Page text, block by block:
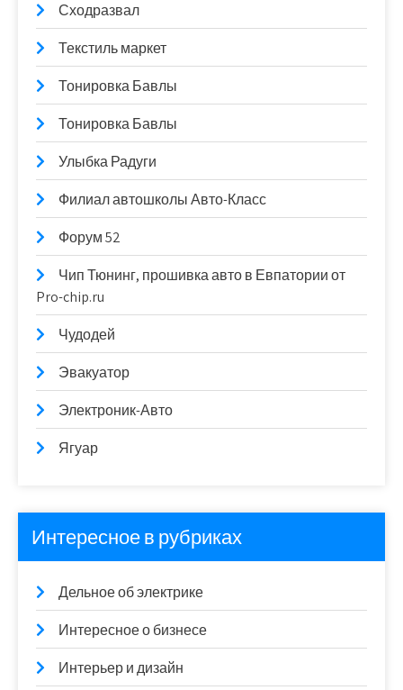
Сходразвал
Текстиль маркет
Тонировка Бавлы
Тонировка Бавлы
Улыбка Радуги
Филиал автошколы Авто-Класс
Форум 52
Чип Тюнинг, прошивка авто в Евпатории от
Pro-chip.ru
Чудодей
Эвакуатор
Электроник-Авто
Ягуар
Интересное в рубриках
Дельное об электрике
Интересное о бизнесе
Интерьер и дизайн